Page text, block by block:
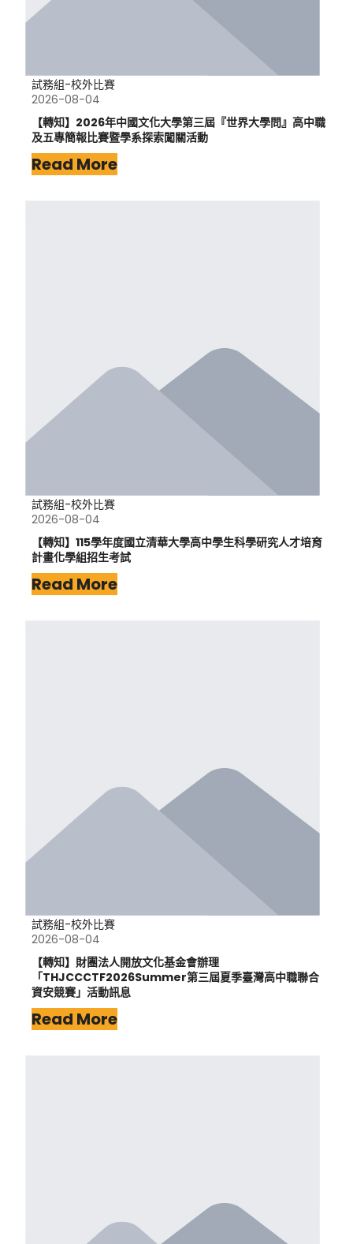
試務組-校外比賽
2026-08-04
【轉知】2026年中國文化大學第三屆『世界大學問』高中職
及五專簡報比賽暨學系探索闖關活動
Read More
試務組-校外比賽
2026-08-04
【轉知】115學年度國立清華大學高中學生科學研究人才培育
計畫化學組招生考試
Read More
試務組-校外比賽
2026-08-04
【轉知】財團法人開放文化基金會辦理
「THJCCCTF2026Summer第三屆夏季臺灣高中職聯合
資安競賽」活動訊息
Read More